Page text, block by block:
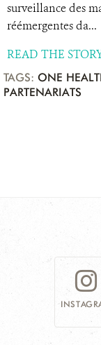
surveillance des
réémergentes da...
READ THE
TAGS: ONE
PARTENARIATS